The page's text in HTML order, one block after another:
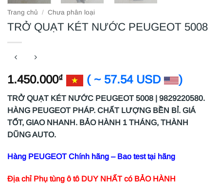
Trang chủ / Chưa phân loại
TRỞ QUẠT KÉT NƯỚC PEUGEOT 5008
1.450.000₫ ( ~ 57.54 USD )
TRỞ QUẠT KÉT NƯỚC PEUGEOT 5008 | 9829220580.
HÀNG PEUGEOT PHÁP. CHẤT LƯỢNG BỀN BỈ. GIÁ
TỐT, GIAO NHANH. BẢO HÀNH 1 THÁNG, THÀNH
DŨNG AUTO.
Hàng PEUGEOT Chính hãng – Bao test tại hãng
Địa chỉ Phụ tùng ô tô DUY NHẤT có BẢO HÀNH